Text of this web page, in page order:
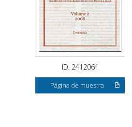
ID: 2412061
Página de muestra